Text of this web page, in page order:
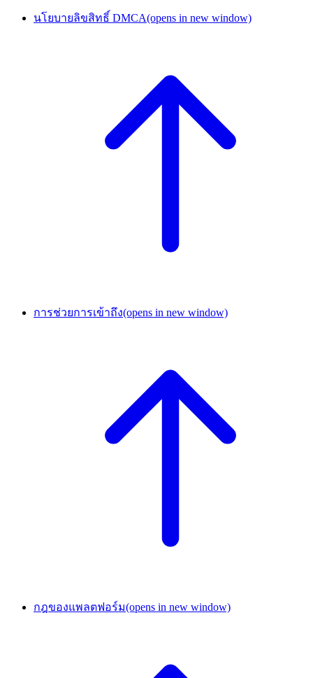
นโยบายลิขสิทธิ์ DMCA(opens in new window)
การช่วยการเข้าถึง(opens in new window)
กฎของแพลตฟอร์ม(opens in new window)